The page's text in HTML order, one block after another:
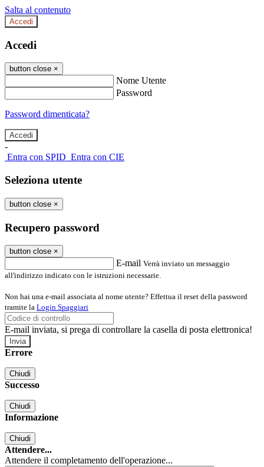
Salta al contenuto
Accedi
Accedi
button close ×
Nome Utente
Password
Password dimenticata?
-
Entra con SPID Entra con CIE
Seleziona utente
button close ×
Recupero password
button close ×
E-mail Verrà inviato un messaggio
all'indirizzo indicato con le istruzioni necessarie.
Non hai una e-mail associata al nome utente? Effettua il reset della password
tramite la Login Spaggiari
E-mail inviata, si prega di controllare la casella di posta elettronica!
Errore
Chiudi
Successo
Chiudi
Informazione
Chiudi
Attendere...
Attendere il completamento dell'operazione...